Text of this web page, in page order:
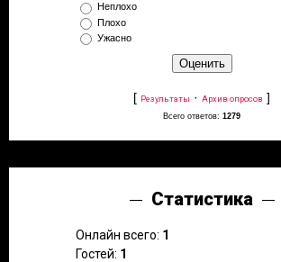
Неплохо
Плохо
Ужасно
[ Результаты · Архив опросов ]
Всего ответов: 1279
Статистика
Онлайн всего: 1
Гостей: 1